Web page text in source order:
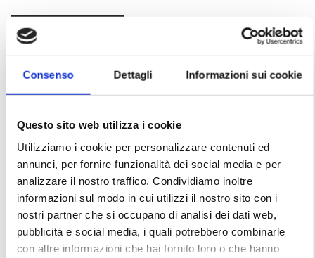
Consenso Dettagli Informazioni sui cookie
Questo sito web utilizza i cookie
Utilizziamo i cookie per personalizzare contenuti ed
annunci, per fornire funzionalità dei social media e per
analizzare il nostro traffico. Condividiamo inoltre
informazioni sul modo in cui utilizzi il nostro sito con i
nostri partner che si occupano di analisi dei dati web,
pubblicità e social media, i quali potrebbero combinarle
con altre informazioni che hai fornito loro o che hanno
SKU:ASL032D
Categories:
1970s 1980s Saint Laurent Rive Gauche
Tags: archive fashion fashionvintage
rive gauche
saint laurent
vintage women yves saint laurent